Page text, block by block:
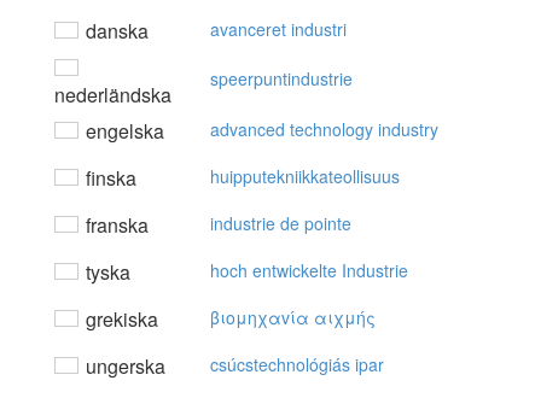
danska avanceret industri
nederländska
speerpuntindustrie
engelska advanced technology industry
finska huipputekniikkateollisuus
franska industrie de pointe
tyska hoch entwickelte Industrie
grekiska βιoμηχαvία αιχμής
ungerska csúcstechnológiás ipar